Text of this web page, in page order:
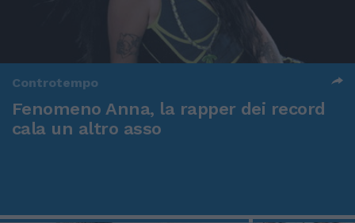
Controtempo
Fenomeno Anna, la rapper dei record
cala un altro asso